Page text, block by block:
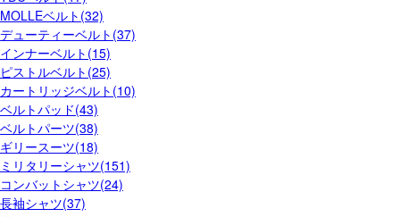
MOLLEベルト(32)
デューティーベルト(37)
インナーベルト(15)
ピストルベルト(25)
カートリッジベルト(10)
ベルトパッド(43)
ベルトパーツ(38)
ギリースーツ(18)
ミリタリーシャツ(151)
コンバットシャツ(24)
長袖シャツ(37)